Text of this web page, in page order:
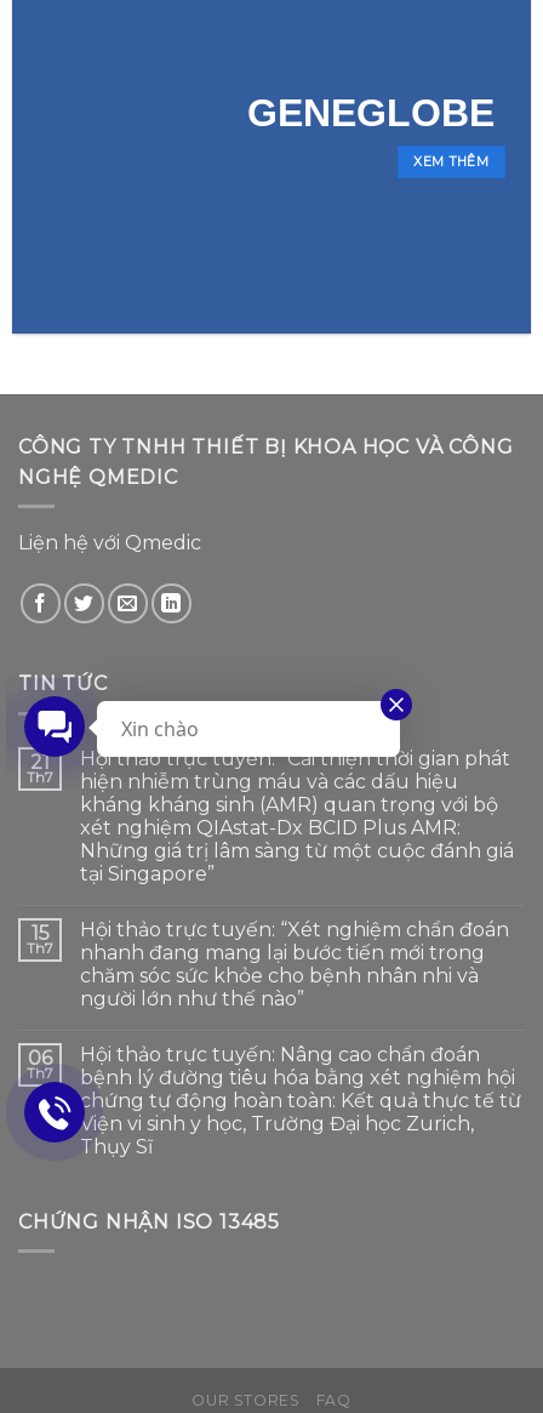
GENEGLOBE
XEM THÊM
CÔNG TY TNHH THIẾT BỊ KHOA HỌC VÀ CÔNG
NGHỆ QMEDIC
Liện hệ với Qmedic
TIN TỨC
21
Th7
Hội thảo trực tuyến: “Cải thiện thời gian phát
hiện nhiễm trùng máu và các dấu hiệu
kháng kháng sinh (AMR) quan trọng với bộ
xét nghiệm QIAstat-Dx BCID Plus AMR:
Những giá trị lâm sàng từ một cuộc đánh giá
tại Singapore”
15
Th7
Hội thảo trực tuyến: “Xét nghiệm chẩn đoán
nhanh đang mang lại bước tiến mới trong
chăm sóc sức khỏe cho bệnh nhân nhi và
người lớn như thế nào”
06
Th7
Hội thảo trực tuyến: Nâng cao chẩn đoán
bệnh lý đường tiêu hóa bằng xét nghiệm hội
chứng tự động hoàn toàn: Kết quả thực tế từ
Viện vi sinh y học, Trường Đại học Zurich,
Thụy Sĩ
CHỨNG NHẬN ISO 13485
OUR STORES FAQ
Xin chào